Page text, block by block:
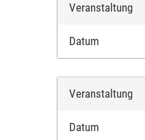
Veranstaltung
Datum
Veranstaltung
Datum